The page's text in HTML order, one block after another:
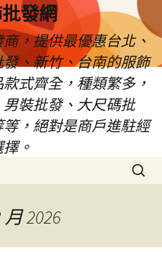
發網
，提供最優惠台北、
、新竹、台南的服飾
式齊全，種類繁多，
裝批發、大尺碼批
，絕對是商戶進駐經
。
搜
尋
2026